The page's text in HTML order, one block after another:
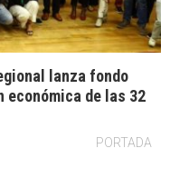
lanza fondo
de las 32
PORTADA